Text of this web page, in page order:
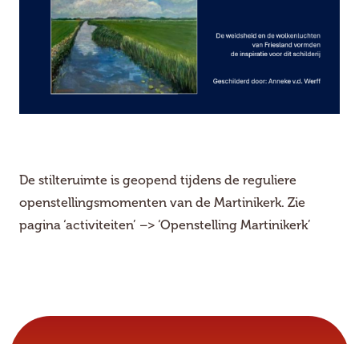
De stilteruimte is geopend tijdens de reguliere
openstellingsmomenten van de Martinikerk. Zie
pagina ‘activiteiten’ –> ‘Openstelling Martinikerk’